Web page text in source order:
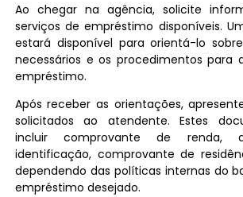
Ao chegar na agência, solicite
serviços de empréstimo disponíveis.
estará disponível para orientá-lo
necessários e os procedimentos para
empréstimo.
Após receber as orientações,
solicitados ao atendente. Estes
incluir comprovante de renda,
identificação, comprovante de
dependendo das políticas internas do
empréstimo desejado.